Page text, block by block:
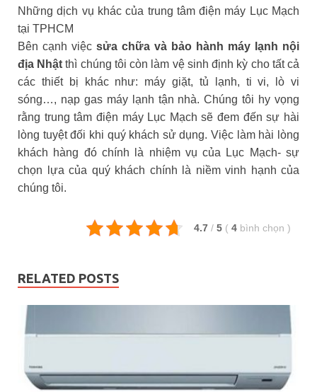
Những dịch vụ khác của trung tâm điện máy Lục Mạch
tại TPHCM
Bên cạnh việc sửa chữa và bảo hành máy lạnh nội
địa Nhật thì chúng tôi còn làm vệ sinh định kỳ cho tất cả
các thiết bị khác như: máy giặt, tủ lạnh, ti vi, lò vi
sóng…, nạp gas máy lạnh tận nhà. Chúng tôi hy vọng
rằng trung tâm điện máy Lục Mạch sẽ đem đến sự hài
lòng tuyệt đối khi quý khách sử dụng. Việc làm hài lòng
khách hàng đó chính là nhiệm vụ của Lục Mạch- sự
chọn lựa của quý khách chính là niềm vinh hạnh của
chúng tôi.
4.7 / 5 ( 4 bình chọn )
RELATED POSTS